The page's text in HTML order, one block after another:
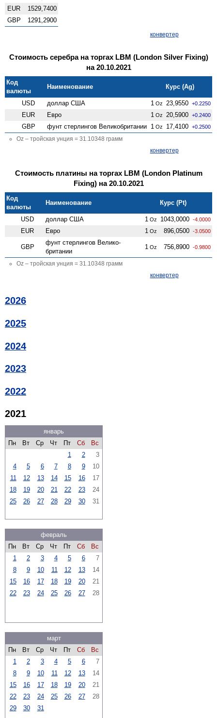
EUR
1529,7400
GBP
1291,2900
конвертер
Стоимость серебра на торгах LBM (London Silver Fixing)
на 20.10.2021
Код
валюты
Наименование Курс (Ag)
USD доллар США 1 Oz 23,9550 +0.2250
EUR Евро 1 Oz 20,5900 +0.2400
GBP фунт стерлингов Велико­британии 1 Oz 17,4100 +0.2500
Oz – тройская унция = 31.10348 грамм
конвертер
Стоимость платины на торгах LBM (London Platinum
Fixing) на 20.10.2021
Код
валюты
Наименование Курс (Pt)
USD доллар США 1 Oz 1043,0000 -4.0000
EUR Евро 1 Oz 896,0500 -3.0500
GBP
фунт стерлингов Велико­
британии
1 Oz 756,8900 -0.9800
Oz – тройская унция = 31.10348 грамм
конвертер
2026
2025
2024
2023
2022
2021
январь
Пн
Вт Ср Чт Пт Сб
Вс
1
2
3
4
5 6 7 8 9
10
11
12 13 14 15 16
17
18
19 20 21 22 23
24
25
26 27 28 29 30 31
февраль
Пн
Вт Ср Чт Пт Сб
Вс
1
2 3 4 5 6
7
8
9 10 11 12 13
14
15
16 17 18 19 20
21
22
23 24 25 26 27 28
март
Пн
Вт Ср Чт Пт Сб
Вс
1
2 3 4 5 6
7
8
9 10 11 12 13
14
15
16 17 18 19 20
21
22
23 24 25 26 27
28
29
30 31